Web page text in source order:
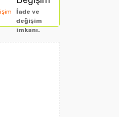
İade ve
değişim
imkanı.